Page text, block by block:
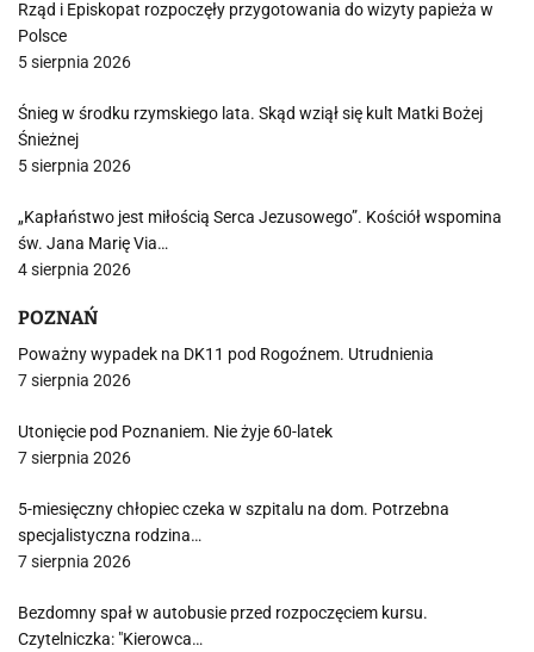
Rząd i Episkopat rozpoczęły przygotowania do wizyty papieża w
Polsce
5 sierpnia 2026
Śnieg w środku rzymskiego lata. Skąd wziął się kult Matki Bożej
Śnieżnej
5 sierpnia 2026
„Kapłaństwo jest miłością Serca Jezusowego”. Kościół wspomina
św. Jana Marię Via…
4 sierpnia 2026
POZNAŃ
Poważny wypadek na DK11 pod Rogoźnem. Utrudnienia
7 sierpnia 2026
Utonięcie pod Poznaniem. Nie żyje 60-latek
7 sierpnia 2026
5-miesięczny chłopiec czeka w szpitalu na dom. Potrzebna
specjalistyczna rodzina…
7 sierpnia 2026
Bezdomny spał w autobusie przed rozpoczęciem kursu.
Czytelniczka: "Kierowca…